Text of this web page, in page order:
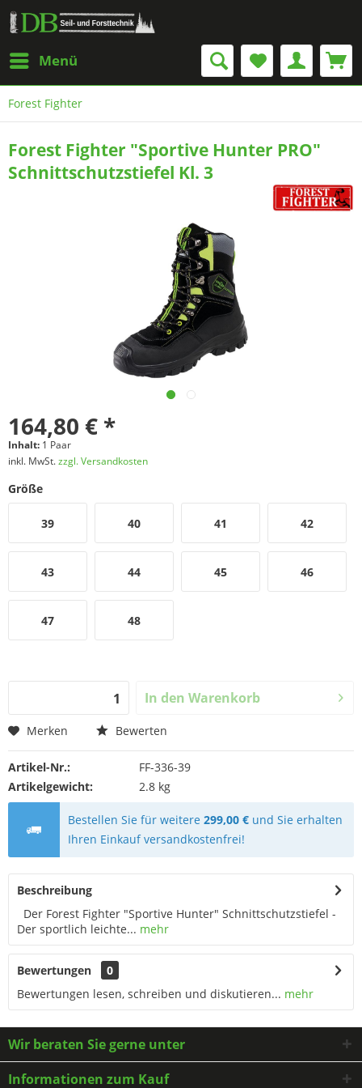
Menü
Forest Fighter
Forest Fighter "Sportive Hunter PRO"
Schnittschutzstiefel Kl. 3
164,80 € *
Inhalt: 1 Paar
inkl. MwSt.zzgl. Versandkosten
Größe
39 40 41 42
43 44 45 46
47 48
In den Warenkorb
Merken Bewerten
Artikel-Nr.:
FF-336-39
Artikelgewicht:
2.8 kg
Bestellen Sie für weitere299,00 € und Sie erhalten
Ihren Einkauf versandkostenfrei!
Beschreibung
Der Forest Fighter "Sportive Hunter" Schnittschutzstiefel -
Der sportlich leichte... mehr
Bewertungen
0
Bewertungen lesen, schreiben und diskutieren... mehr
Wir beraten Sie gerne unter
Informationen zum Kauf